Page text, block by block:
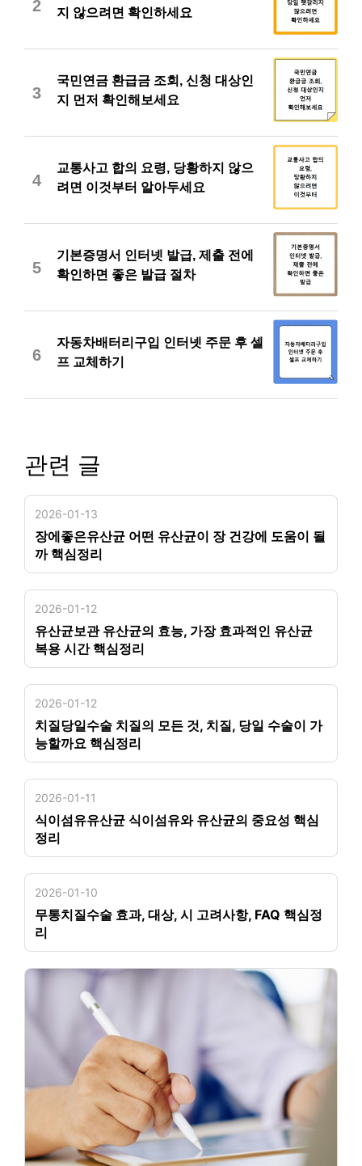
2 지 않으려면 확인하세요
3
국민연금 환급금 조회, 신청 대상인
지 먼저 확인해보세요
4
교통사고 합의 요령, 당황하지 않으
려면 이것부터 알아두세요
5
기본증명서 인터넷 발급, 제출 전에
확인하면 좋은 발급 절차
6
자동차배터리구입 인터넷 주문 후 셀
프 교체하기
관련 글
2026-01-13
장에좋은유산균 어떤 유산균이 장 건강에 도움이 될
까 핵심정리
2026-01-12
유산균보관 유산균의 효능, 가장 효과적인 유산균
복용 시간 핵심정리
2026-01-12
치질당일수술 치질의 모든 것, 치질, 당일 수술이 가
능할까요 핵심정리
2026-01-11
식이섬유유산균 식이섬유와 유산균의 중요성 핵심
정리
2026-01-10
무통치질수술 효과, 대상, 시 고려사항, FAQ 핵심정
리